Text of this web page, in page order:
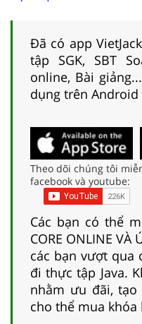
Đã có app
tập SGK, SBT
online, Bài
dụng trên Android
Theo dõi chúng tôi
facebook và youtube:
Các bạn có thể
CORE ONLINE
các bạn vượt qua
đi thực tập Java.
nhằm ưu đãi,
cho thể mua khóa